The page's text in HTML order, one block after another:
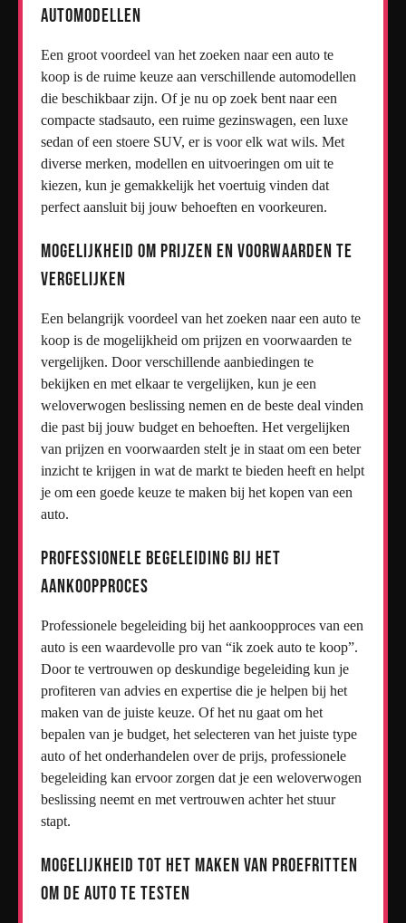
automodellen
Een groot voordeel van het zoeken naar een auto te
koop is de ruime keuze aan verschillende automodellen
die beschikbaar zijn. Of je nu op zoek bent naar een
compacte stadsauto, een ruime gezinswagen, een luxe
sedan of een stoere SUV, er is voor elk wat wils. Met
diverse merken, modellen en uitvoeringen om uit te
kiezen, kun je gemakkelijk het voertuig vinden dat
perfect aansluit bij jouw behoeften en voorkeuren.
Mogelijkheid om prijzen en voorwaarden te
vergelijken
Een belangrijk voordeel van het zoeken naar een auto te
koop is de mogelijkheid om prijzen en voorwaarden te
vergelijken. Door verschillende aanbiedingen te
bekijken en met elkaar te vergelijken, kun je een
weloverwogen beslissing nemen en de beste deal vinden
die past bij jouw budget en behoeften. Het vergelijken
van prijzen en voorwaarden stelt je in staat om een beter
inzicht te krijgen in wat de markt te bieden heeft en helpt
je om een goede keuze te maken bij het kopen van een
auto.
Professionele begeleiding bij het
aankoopproces
Professionele begeleiding bij het aankoopproces van een
auto is een waardevolle pro van “ik zoek auto te koop”.
Door te vertrouwen op deskundige begeleiding kun je
profiteren van advies en expertise die je helpen bij het
maken van de juiste keuze. Of het nu gaat om het
bepalen van je budget, het selecteren van het juiste type
auto of het onderhandelen over de prijs, professionele
begeleiding kan ervoor zorgen dat je een weloverwogen
beslissing neemt en met vertrouwen achter het stuur
stapt.
Mogelijkheid tot het maken van proefritten
om de auto te testen